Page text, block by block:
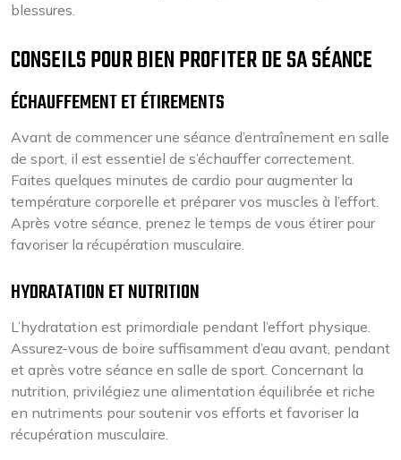
blessures.
CONSEILS POUR BIEN PROFITER DE SA SÉANCE
ÉCHAUFFEMENT ET ÉTIREMENTS
Avant de commencer une séance d’entraînement en salle
de sport, il est essentiel de s’échauffer correctement.
Faites quelques minutes de cardio pour augmenter la
température corporelle et préparer vos muscles à l’effort.
Après votre séance, prenez le temps de vous étirer pour
favoriser la récupération musculaire.
HYDRATATION ET NUTRITION
L’hydratation est primordiale pendant l’effort physique.
Assurez-vous de boire suffisamment d’eau avant, pendant
et après votre séance en salle de sport. Concernant la
nutrition, privilégiez une alimentation équilibrée et riche
en nutriments pour soutenir vos efforts et favoriser la
récupération musculaire.